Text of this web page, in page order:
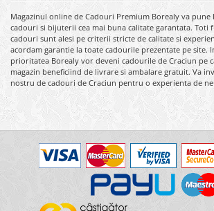
Magazinul online de Cadouri Premium Borealy va pune
cadouri si bijuterii cea mai buna calitate garantata.
cadouri sunt alesi pe criterii stricte de calitate si
acordam garantie la toate cadourile prezentate pe site.
prioritatea Borealy vor deveni cadourile de Craciun pe
magazin beneficiind de livrare si ambalare gratuit. Va
nostru de cadouri de Craciun pentru o experienta de